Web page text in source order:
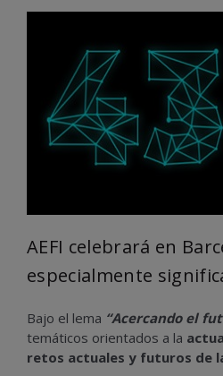
AEFI celebrará en
especialmente
Bajo el lema “Acercando el
temáticos orientados a la
retos actuales y futuros de